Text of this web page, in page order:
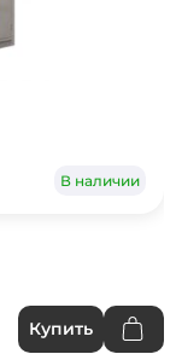
В наличии
Купить